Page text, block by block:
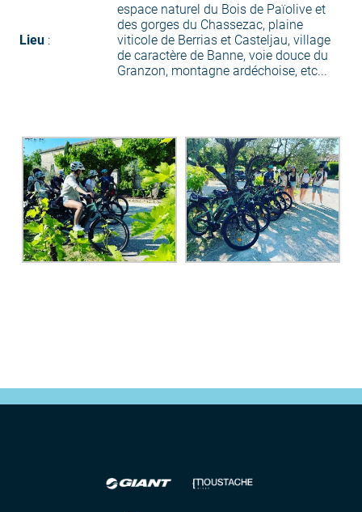
Lieu :
espace naturel du Bois de Païolive et
des gorges du Chassezac, plaine
viticole de Berrias et Casteljau, village
de caractère de Banne, voie douce du
Granzon, montagne ardéchoise, etc...